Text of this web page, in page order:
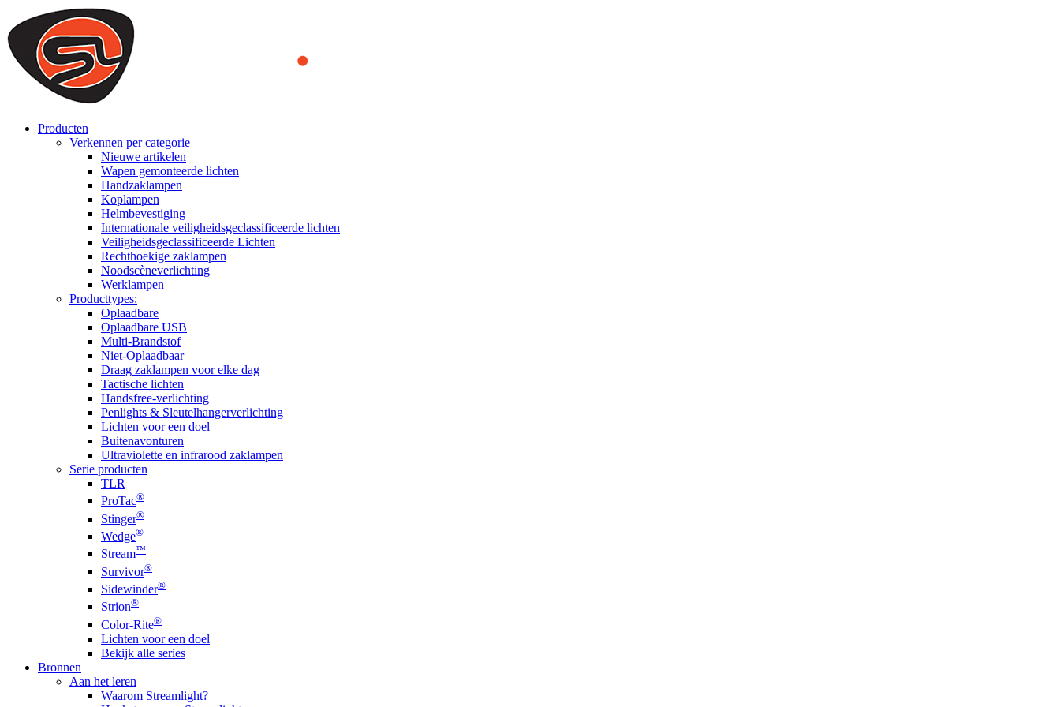
We use cookies to ensure that we provide you the best experience on our website. By continuing to browse this website, you accept that cookies are used to help us analyze how the website is used and to offer
you a better experience. To learn more or to find out how you can disable cookies, you can access our
ACCEPT AND CLOSE
Producten
Verkennen per categorie
Nieuwe artikelen
Wapen gemonteerde lichten
Handzaklampen
Koplampen
Helmbevestiging
Internationale veiligheidsgeclassificeerde lichten
Veiligheidsgeclassificeerde Lichten
Rechthoekige zaklampen
Noodscèneverlichting
Werklampen
Producttypes:
Oplaadbare
Oplaadbare USB
Multi-Brandstof
Niet-Oplaadbaar
Draag zaklampen voor elke dag
Tactische lichten
Handsfree-verlichting
Penlights & Sleutelhangerverlichting
Lichten voor een doel
Buitenavonturen
Ultraviolette en infrarood zaklampen
Serie producten
TLR
ProTac®
Stinger®
Wedge®
Stream™
Survivor®
Sidewinder®
Strion®
Color-Rite®
Lichten voor een doel
Bekijk alle series
Bronnen
Aan het leren
Waarom Streamlight?